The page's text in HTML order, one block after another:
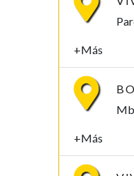
+Más
+Más